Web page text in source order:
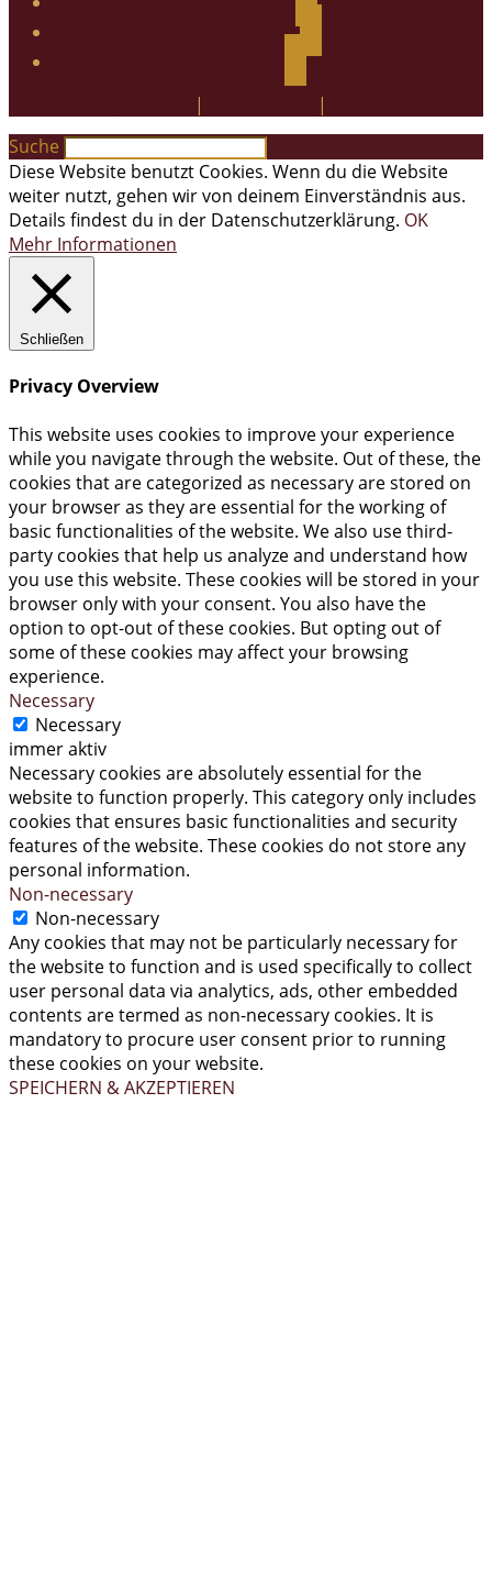
instagram
| |
Suche
Diese Website benutzt Cookies. Wenn du die Website
weiter nutzt, gehen wir von deinem Einverständnis aus.
Details findest du in der Datenschutzerklärung. OK
Mehr Informationen
Schließen
Privacy Overview
This website uses cookies to improve your experience
while you navigate through the website. Out of these, the
cookies that are categorized as necessary are stored on
your browser as they are essential for the working of
basic functionalities of the website. We also use third-
party cookies that help us analyze and understand how
you use this website. These cookies will be stored in your
browser only with your consent. You also have the
option to opt-out of these cookies. But opting out of
some of these cookies may affect your browsing
experience.
Necessary
Necessary
immer aktiv
Necessary cookies are absolutely essential for the
website to function properly. This category only includes
cookies that ensures basic functionalities and security
features of the website. These cookies do not store any
personal information.
Non-necessary
Non-necessary
Any cookies that may not be particularly necessary for
the website to function and is used specifically to collect
user personal data via analytics, ads, other embedded
contents are termed as non-necessary cookies. It is
mandatory to procure user consent prior to running
these cookies on your website.
SPEICHERN & AKZEPTIEREN